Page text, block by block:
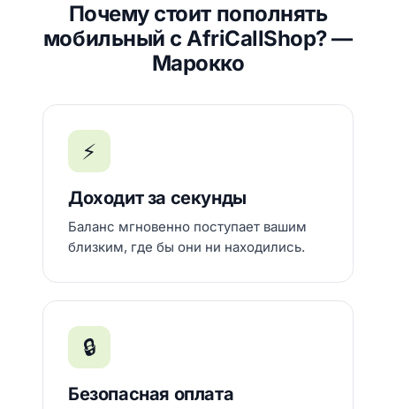
Почему стоит пополнять
мобильный с AfriCallShop? —
Марокко
⚡
Доходит за секунды
Баланс мгновенно поступает вашим
близким, где бы они ни находились.
🔒
Безопасная оплата